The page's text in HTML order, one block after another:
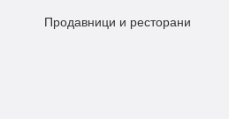
Продавници и ресторани